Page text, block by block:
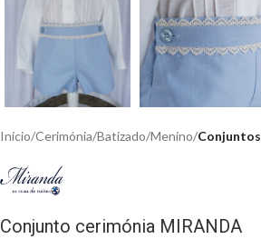
Início Cerimónia Batizado Menino Conjuntos
Conjunto cerimónia MIRANDA